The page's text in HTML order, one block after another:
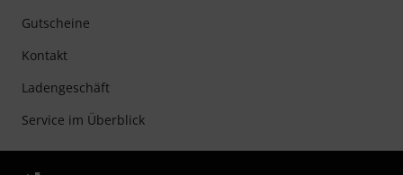
Gutscheine
Kontakt
Ladengeschäft
Service im Überblick